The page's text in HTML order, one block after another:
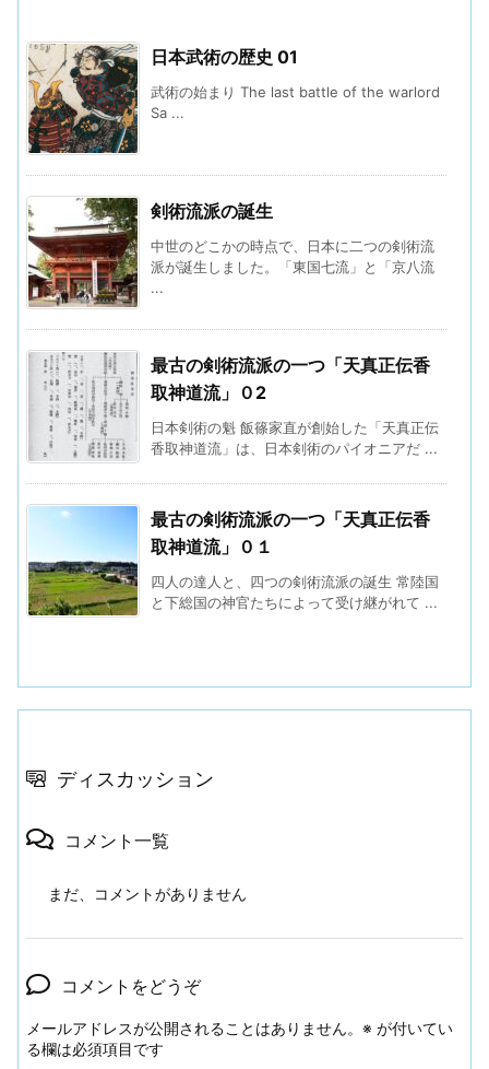
日本武術の歴史 01
武術の始まり The last battle of the warlord
Sa ...
剣術流派の誕生
中世のどこかの時点で、日本に二つの剣術流
派が誕生しました。「東国七流」と「京八流
...
最古の剣術流派の一つ「天真正伝香
取神道流」０2
日本剣術の魁 飯篠家直が創始した「天真正伝
香取神道流」は、日本剣術のパイオニアだ ...
最古の剣術流派の一つ「天真正伝香
取神道流」０１
四人の達人と、四つの剣術流派の誕生 常陸国
と下総国の神官たちによって受け継がれて ...
ディスカッション
コメント一覧
まだ、コメントがありません
コメントをどうぞ
メールアドレスが公開されることはありません。 ※ が付いてい
る欄は必須項目です